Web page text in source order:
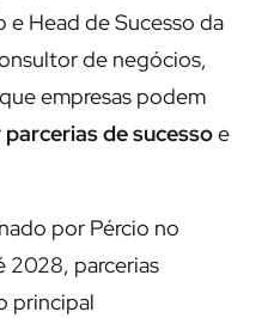
e Head de Sucesso da
de negócios,
empresas podem
de sucessoe
por Pércio no
2028, parcerias
principal